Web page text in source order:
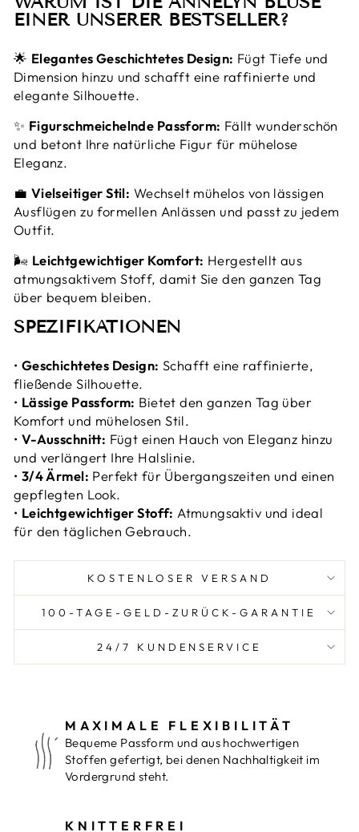
EINER UNSERER BESTSELLER?
🌟 Elegantes Geschichtetes Design: Fügt Tiefe und
Dimension hinzu und schafft eine raffinierte und
elegante Silhouette.
✨ Figurschmeichelnde Passform: Fällt wunderschön
und betont Ihre natürliche Figur für mühelose
Eleganz.
💼 Vielseitiger Stil: Wechselt mühelos von lässigen
Ausflügen zu formellen Anlässen und passt zu jedem
Outfit.
🌬️ Leichtgewichtiger Komfort: Hergestellt aus
atmungsaktivem Stoff, damit Sie den ganzen Tag
über bequem bleiben.
SPEZIFIKATIONEN
• Geschichtetes Design: Schafft eine raffinierte,
fließende Silhouette.
• Lässige Passform: Bietet den ganzen Tag über
Komfort und mühelosen Stil.
• V-Ausschnitt: Fügt einen Hauch von Eleganz hinzu
und verlängert Ihre Halslinie.
• 3/4 Ärmel: Perfekt für Übergangszeiten und einen
gepflegten Look.
• Leichtgewichtiger Stoff: Atmungsaktiv und ideal
für den täglichen Gebrauch.
KOSTENLOSER VERSAND
100-TAGE-GELD-ZURÜCK-GARANTIE
24/7 KUNDENSERVICE
MAXIMALE FLEXIBILITÄT
Bequeme Passform und aus hochwertigen
Stoffen gefertigt, bei denen Nachhaltigkeit im
Vordergrund steht.
KNITTERFREI